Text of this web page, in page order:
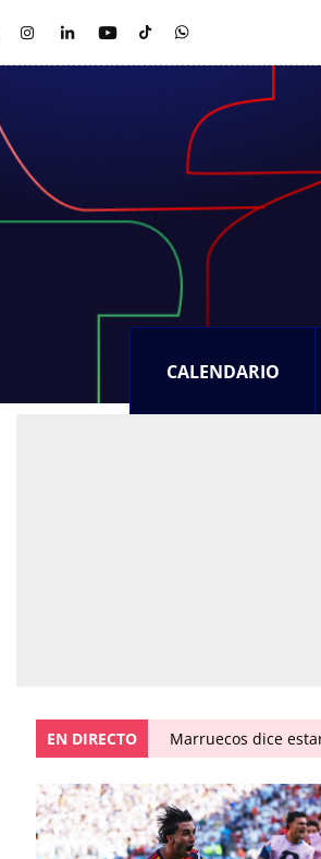
CALENDARIO
EN DIRECTO Marruecos dice